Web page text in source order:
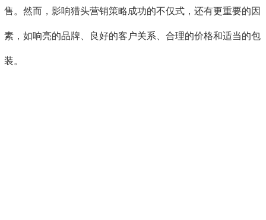
售。然而，影响猎头营销策略成功的不仅式，还有更重要的因
素，如响亮的品牌、良好的客户关系、合理的价格和适当的包
装。